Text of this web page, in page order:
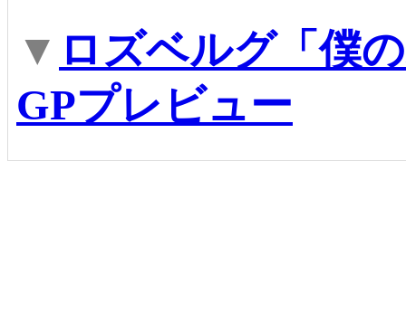
▼ ロズベルグ「僕
GPプレビュー